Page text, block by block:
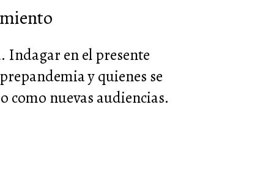
Indagar en el presente
y quienes se
como nuevas audiencias.